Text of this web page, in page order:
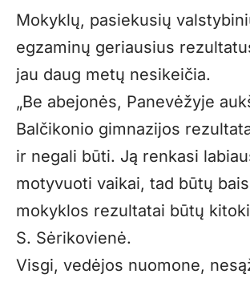
Mokyklų, pasiekusių
egzaminų geriausius
jau daug metų nesikeičia.
„Be abejonės, Panevėžyje
Balčikonio gimnazijos
ir negali būti. Ją renkasi
motyvuoti vaikai, tad būtų
mokyklos rezultatai būtų
S. Sėrikovienė.
Visgi, vedėjos nuomone,